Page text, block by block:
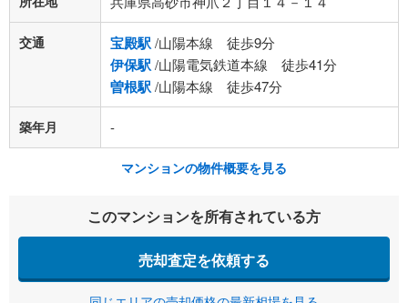
交通 宝殿駅/山陽本線 徒歩9分
伊保駅/山陽電気鉄道本線 徒歩41分
曽根駅/山陽本線 徒歩47分
築年月 -
マンションの物件概要を見る
このマンションを所有されている方
売却査定を依頼する